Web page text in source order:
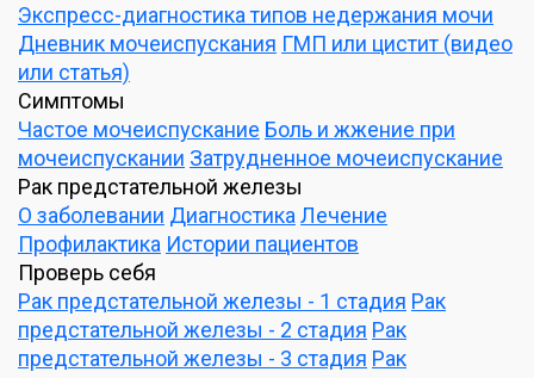
Экспресс-диагностика типов недержания мочи
Дневник мочеиспускания ГМП или цистит (видео
или статья)
Симптомы
Частое мочеиспускание Боль и жжение при
мочеиспускании Затрудненное мочеиспускание
Рак предстательной железы
О заболевании Диагностика Лечение
Профилактика Истории пациентов
Проверь себя
Рак предстательной железы - 1 стадия Рак
предстательной железы - 2 стадия Рак
предстательной железы - 3 стадия Рак